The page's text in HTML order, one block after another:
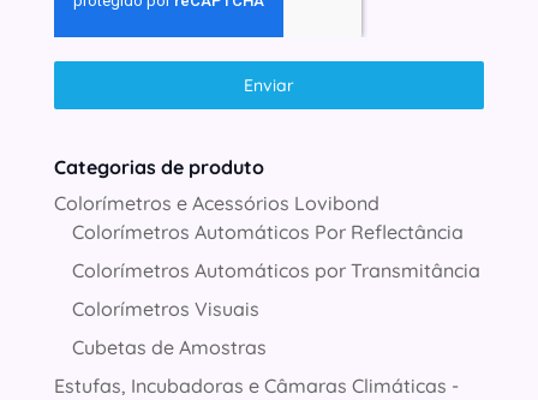
Enviar
Categorias de produto
Colorímetros e Acessórios Lovibond
Colorímetros Automáticos Por Reflectância
Colorímetros Automáticos por Transmitância
Colorímetros Visuais
Cubetas de Amostras
Estufas, Incubadoras e Câmaras Climáticas -